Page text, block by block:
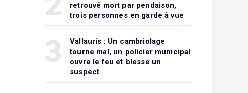
retrouvé mort par pendaison,
trois personnes en garde à vue
Vallauris : Un cambriolage
tourne mal, un policier municipal
ouvre le feu et blesse un
suspect